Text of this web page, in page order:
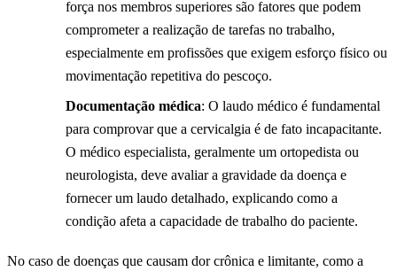
força nos membros superiores são fatores que podem
comprometer a realização de tarefas no trabalho,
especialmente em profissões que exigem esforço físico ou
movimentação repetitiva do pescoço.
Documentação médica: O laudo médico é fundamental
para comprovar que a cervicalgia é de fato incapacitante.
O médico especialista, geralmente um ortopedista ou
neurologista, deve avaliar a gravidade da doença e
fornecer um laudo detalhado, explicando como a
condição afeta a capacidade de trabalho do paciente.
No caso de doenças que causam dor crônica e limitante, como a